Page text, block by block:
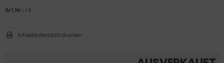
Art.Nr.: I 4
Artikeldatenblatt drucken